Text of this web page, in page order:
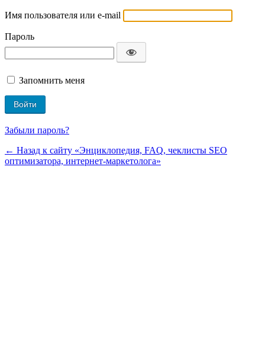
Имя пользователя или e-mail
Пароль
Запомнить меня
Забыли пароль?
← Назад к сайту «Энциклопедия, FAQ, чеклисты SEO
оптимизатора, интернет-маркетолога»